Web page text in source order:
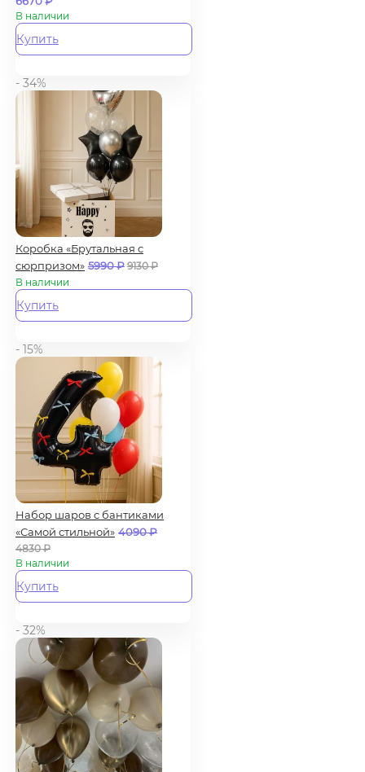
В наличии
Купить
- 34%
Коробка «Брутальная с
сюрпризом» 5990₽ 9130₽
В наличии
Купить
- 15%
Набор шаров с бантиками
«Самой стильной» 4090₽
4830₽
В наличии
Купить
- 32%